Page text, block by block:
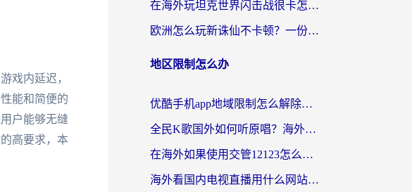
戏内延迟，
能和简便的
户能够无缝
高要求，本
在海外玩坦克世界闪击战很卡怎么办？老玩家亲测有效的加速器选择指南
欧洲怎么玩新诛仙不卡顿？一份给海外游子的国服游戏畅玩指南
地区限制怎么办
优酷手机app地域限制怎么解除？海外党亲测有效的追剧方案
全民K歌国外如何听原唱？海外党亲测有效的回国加速器选择指南
在海外如果使用交管12123怎么处理？留学生亲测有效的回国加速方案
海外看国内电视直播用什么网站比较好？一篇解决你所有追剧难题的实用指南